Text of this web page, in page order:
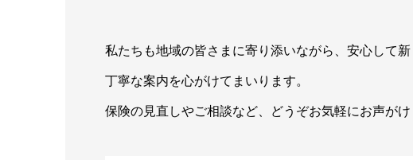
私たちも地域の皆さまに寄り添いながら、安心して
丁寧な案内を心がけてまいります。
保険の見直しやご相談など、どうぞお気軽にお声がけ